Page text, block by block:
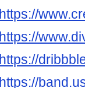
https://
https://
https://
https://